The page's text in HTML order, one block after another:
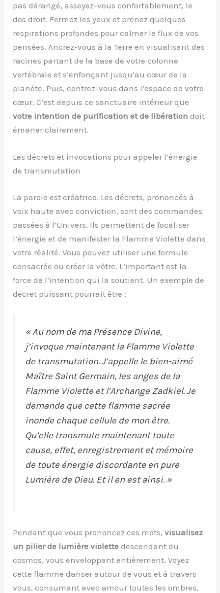
pas dérangé, asseyez-vous confortablement, le
dos droit. Fermez les yeux et prenez quelques
respirations profondes pour calmer le flux de vos
pensées. Ancrez-vous à la Terre en visualisant des
racines partant de la base de votre colonne
vertébrale et s’enfonçant jusqu’au cœur de la
planète. Puis, centrez-vous dans l’espace de votre
cœur. C’est depuis ce sanctuaire intérieur que
votre intention de purification et de libération doit
émaner clairement.
Les décrets et invocations pour appeler l’énergie
de transmutation
La parole est créatrice. Les décrets, prononcés à
voix haute avec conviction, sont des commandes
passées à l’Univers. Ils permettent de focaliser
l’énergie et de manifester la Flamme Violette dans
votre réalité. Vous pouvez utiliser une formule
consacrée ou créer la vôtre. L’important est la
force de l’intention qui la soutient. Un exemple de
décret puissant pourrait être :
« Au nom de ma Présence Divine,
j’invoque maintenant la Flamme Violette
de transmutation. J’appelle le bien-aimé
Maître Saint Germain, les anges de la
Flamme Violette et l’Archange Zadkiel. Je
demande que cette flamme sacrée
inonde chaque cellule de mon être.
Qu’elle transmute maintenant toute
cause, effet, enregistrement et mémoire
de toute énergie discordante en pure
Lumière de Dieu. Et il en est ainsi. »
Pendant que vous prononcez ces mots,visualisez
un pilier de lumière violette descendant du
cosmos, vous enveloppant entièrement. Voyez
cette flamme danser autour de vous et à travers
vous, consumant avec amour toutes les ombres,